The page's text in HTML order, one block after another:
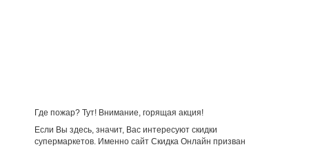
Где пожар? Тут! Внимание, горящая акция!
Если Вы здесь, значит, Вас интересуют скидки
супермаркетов. Именно сайт Скидка Онлайн призван